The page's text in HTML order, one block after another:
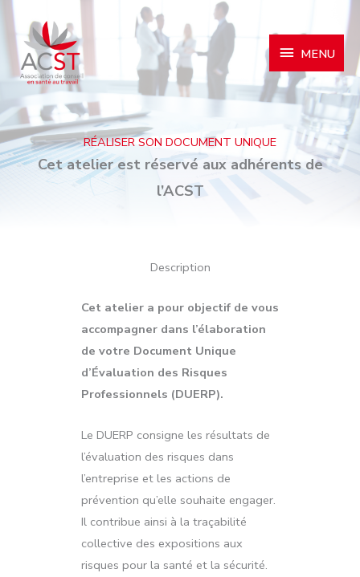
MENU
RÉALISER SON DOCUMENT UNIQUE
Cet atelier est réservé aux adhérents de
l’ACST
Description
Cet atelier a pour objectif de vous
accompagner dans l’élaboration
de votre Document Unique
d’Évaluation des Risques
Professionnels (DUERP).
Le DUERP consigne les résultats de
l’évaluation des risques dans
l’entreprise et les actions de
prévention qu’elle souhaite engager.
Il contribue ainsi à la traçabilité
collective des expositions aux
risques pour la santé et la sécurité.